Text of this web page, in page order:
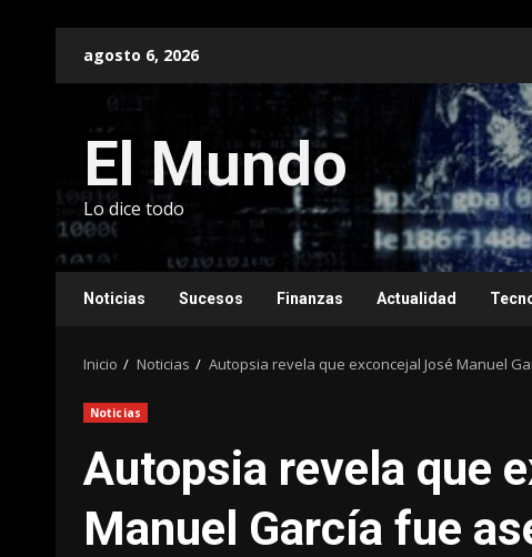
agosto 6, 2026
El Mundo
Lo dice todo
Noticias Sucesos Finanzas Actualidad
Inicio Noticias Autopsia revela que exconcejal José Manuel
Noticias
Autopsia revela que
Manuel García fue